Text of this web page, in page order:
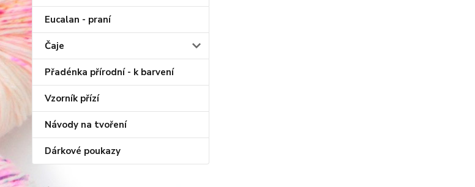
Eucalan - praní
Čaje
Přadénka přírodní - k barvení
Vzorník přízí
Návody na tvoření
Dárkové poukazy